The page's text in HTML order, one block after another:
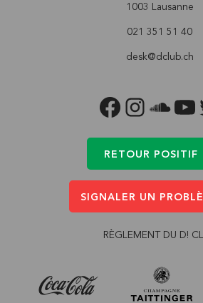
1003 Lausanne
021 351 51 40
desk@dclub.ch
FACEBOOKINSTAGRAM
RETOUR POSITIF
SIGNALER UN
RÈGLEMENT DU D!